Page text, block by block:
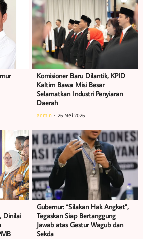
Komisioner Baru Dilantik, KPID
Kaltim Bawa Misi Besar
Selamatkan Industri Penyiaran
Daerah
admin 26 Mei 2026
Dinilai
Gubernur: “Silakan Hak Angket”,
Tegaskan Siap Bertanggung
Jawab atas Gestur Wagub dan
Sekda